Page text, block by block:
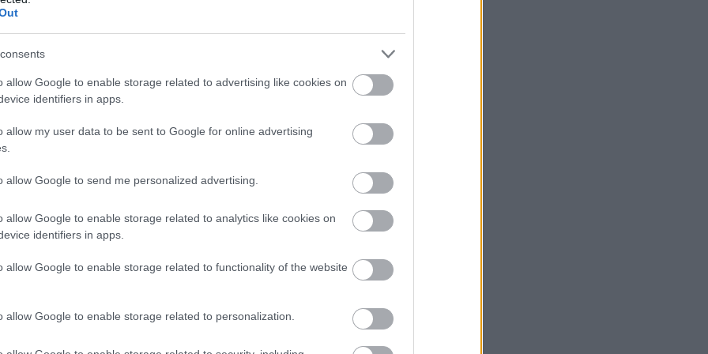
allow Google to enable storage related to advertising like cookies on
identifiers in apps.
allow my user data to be sent to Google for online advertising
allow Google to send me personalized advertising.
allow Google to enable storage related to analytics like cookies on
identifiers in apps.
allow Google to enable storage related to functionality of the website
allow Google to enable storage related to personalization.
sau mixt, fondul de ten compact arata, la
Cu toate acestea, diferenta o face structura
rezistenta dorita pe durata intregului
si pastreze aspectul natural si impecabil al
transpiratiei.
si pentru un ten sensibil, acest tip de fond
de orice mireasa: naturalete si
dintre lichid si pudra, se potriveste tuturor
iti permite sa transporti cu usurinta